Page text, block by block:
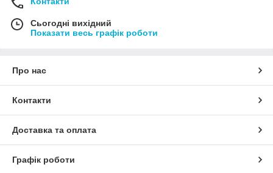
Сьогодні вихідний
Показати весь графік роботи
Про нас
Контакти
Доставка та оплата
Графік роботи